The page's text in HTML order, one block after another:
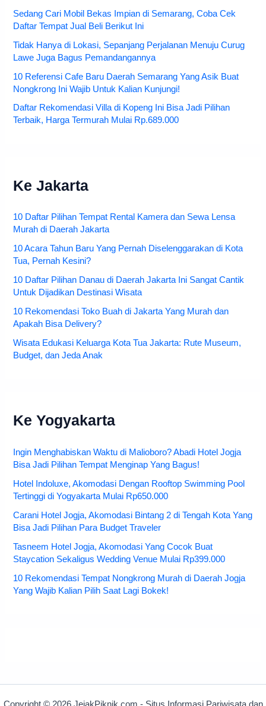
Sedang Cari Mobil Bekas Impian di Semarang, Coba Cek
Daftar Tempat Jual Beli Berikut Ini
Tidak Hanya di Lokasi, Sepanjang Perjalanan Menuju Curug
Lawe Juga Bagus Pemandangannya
10 Referensi Cafe Baru Daerah Semarang Yang Asik Buat
Nongkrong Ini Wajib Untuk Kalian Kunjungi!
Daftar Rekomendasi Villa di Kopeng Ini Bisa Jadi Pilihan
Terbaik, Harga Termurah Mulai Rp.689.000
Ke Jakarta
10 Daftar Pilihan Tempat Rental Kamera dan Sewa Lensa
Murah di Daerah Jakarta
10 Acara Tahun Baru Yang Pernah Diselenggarakan di Kota
Tua, Pernah Kesini?
10 Daftar Pilihan Danau di Daerah Jakarta Ini Sangat Cantik
Untuk Dijadikan Destinasi Wisata
10 Rekomendasi Toko Buah di Jakarta Yang Murah dan
Apakah Bisa Delivery?
Wisata Edukasi Keluarga Kota Tua Jakarta: Rute Museum,
Budget, dan Jeda Anak
Ke Yogyakarta
Ingin Menghabiskan Waktu di Malioboro? Abadi Hotel Jogja
Bisa Jadi Pilihan Tempat Menginap Yang Bagus!
Hotel Indoluxe, Akomodasi Dengan Rooftop Swimming Pool
Tertinggi di Yogyakarta Mulai Rp650.000
Carani Hotel Jogja, Akomodasi Bintang 2 di Tengah Kota Yang
Bisa Jadi Pilihan Para Budget Traveler
Tasneem Hotel Jogja, Akomodasi Yang Cocok Buat
Staycation Sekaligus Wedding Venue Mulai Rp399.000
10 Rekomendasi Tempat Nongkrong Murah di Daerah Jogja
Yang Wajib Kalian Pilih Saat Lagi Bokek!